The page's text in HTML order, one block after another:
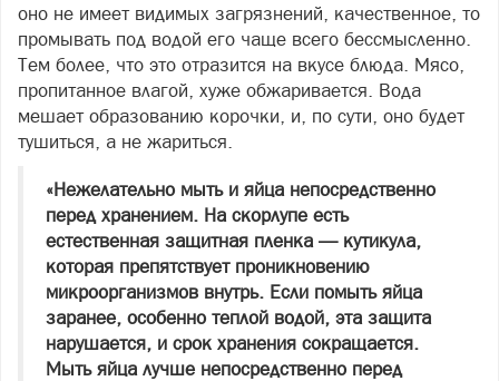
оно не имеет видимых загрязнений, качественное, то
промывать под водой его чаще всего бессмысленно.
Тем более, что это отразится на вкусе блюда. Мясо,
пропитанное влагой, хуже обжаривается. Вода
мешает образованию корочки, и, по сути, оно будет
тушиться, а не жариться.
«Нежелательно мыть и яйца непосредственно
перед хранением. На скорлупе есть
естественная защитная пленка — кутикула,
которая препятствует проникновению
микроорганизмов внутрь. Если помыть яйца
заранее, особенно теплой водой, эта защита
нарушается, и срок хранения сокращается.
Мыть яйца лучше непосредственно перед